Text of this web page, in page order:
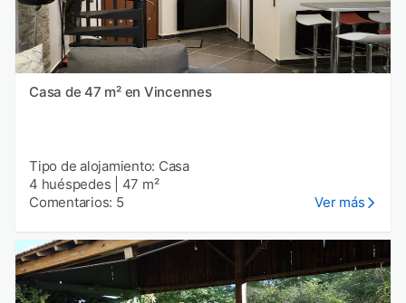
Casa de 47 m² en Vincennes
Tipo de alojamiento: Casa
4 huéspedes
47 m²
Comentarios: 5
Ver más